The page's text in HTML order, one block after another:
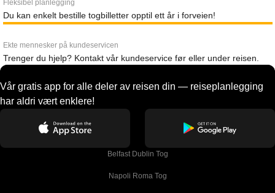
Fleksibel planlegging
Du kan enkelt bestille togbilletter opptil ett år i forveien!
Ekte mennesker på kundeservicen
Trenger du hjelp? Kontakt vår kundeservice før eller under reisen.
Vår gratis app for alle deler av reisen din — reiseplanlegging
har aldri vært enklere!
Belfast Dublin Tog
Napoli Roma Tog